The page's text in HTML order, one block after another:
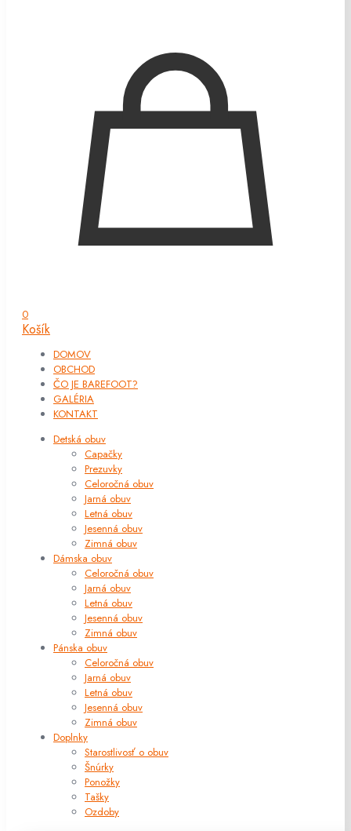
0
Košík
DOMOV
OBCHOD
ČO JE BAREFOOT?
GALÉRIA
KONTAKT
Detská obuv
Capačky
Prezuvky
Celoročná obuv
Jarná obuv
Letná obuv
Jesenná obuv
Zimná obuv
Dámska obuv
Celoročná obuv
Jarná obuv
Letná obuv
Jesenná obuv
Zimná obuv
Pánska obuv
Celoročná obuv
Jarná obuv
Letná obuv
Jesenná obuv
Zimná obuv
Doplnky
Starostlivosť o obuv
Šnúrky
Ponožky
Tašky
Ozdoby